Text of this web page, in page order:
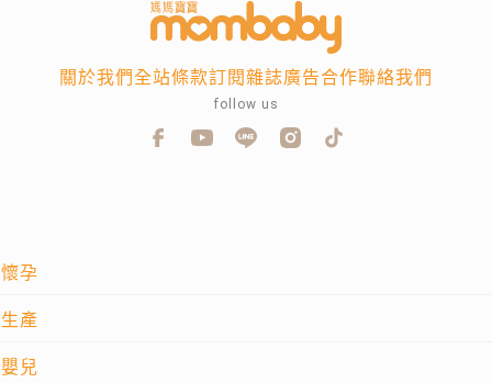
懷孕
生產
嬰兒
關於我們全站條款訂閱雜誌廣告合作聯絡我們
follow us